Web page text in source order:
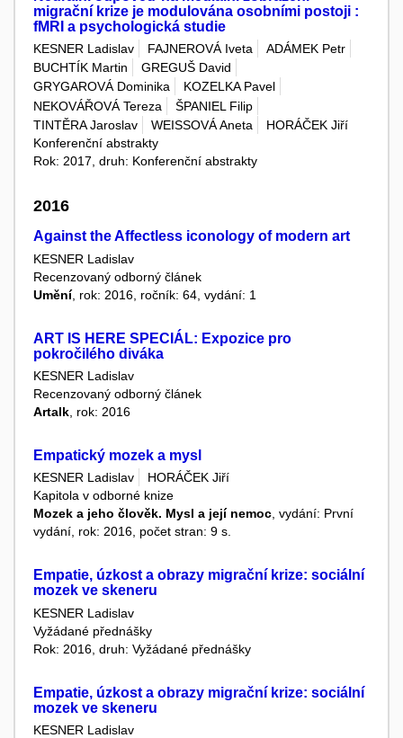
migrační krize je modulována osobními postoji :
fMRI a psychologická studie
KESNER Ladislav FAJNEROVÁ Iveta
ADÁMEK Petr
BUCHTÍK Martin
GREGUŠ David
GRYGAROVÁ Dominika
KOZELKA Pavel
NEKOVÁŘOVÁ Tereza
ŠPANIEL Filip
TINTĚRA Jaroslav
WEISSOVÁ Aneta
HORÁČEK Jiří
Konferenční abstrakty
Rok: 2017, druh: Konferenční abstrakty
2016
Against the Affectless iconology of modern art
KESNER Ladislav
Recenzovaný odborný článek
Umění, rok: 2016, ročník: 64, vydání: 1
ART IS HERE SPECIÁL: Expozice pro
pokročilého diváka
KESNER Ladislav
Recenzovaný odborný článek
Artalk , rok: 2016
Empatický mozek a mysl
KESNER Ladislav
HORÁČEK Jiří
Kapitola v odborné knize
Mozek a jeho člověk. Mysl a její nemoc, vydání: První
vydání, rok: 2016, počet stran: 9 s.
Empatie, úzkost a obrazy migrační krize: sociální
mozek ve skeneru
KESNER Ladislav
Vyžádané přednášky
Rok: 2016, druh: Vyžádané přednášky
Empatie, úzkost a obrazy migrační krize: sociální
mozek ve skeneru
KESNER Ladislav